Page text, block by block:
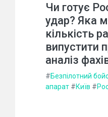
Чи готує
удар? Яка
кількість
випустити
аналіз
#Безпілотний
апарат #Київ #